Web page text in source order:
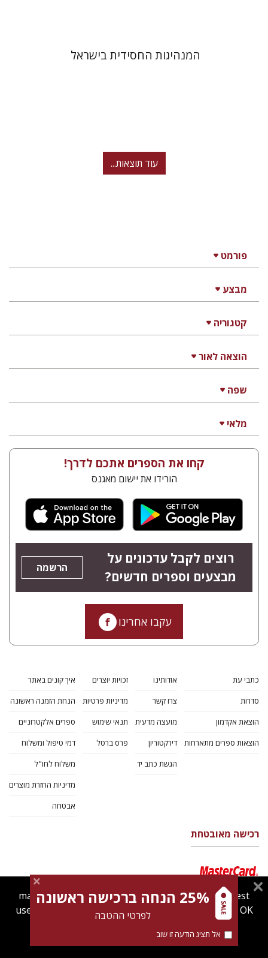
פורמט
מבצע
קטגוריה
הוצאה לאור
שפה
מלאי
המנהיגות החסידית בישראל
עוד תוצאות...
קחו את הספרים אתכם לדרך!
הורידו את יישום מאגנס
רוצים לקבל עדכונים על
מבצעים וספרים חדשים?
הרשמה
עקבו אחרינו
כתבי עת
סדרות
הוצאת אקדמון
הוצאות ספרים מתארחות
אודותינו
צרו קשר
מועצה מדעית
דירקטוריון
הגשת כתב יד
זכויות יוצרים
מדיניות פרטיות
תנאי שימוש
פרס ברטל
איך קונים באתר
הנחת הזמנה ראשונה
ספרים אלקטרוניים
דמי טיפול ומשלוח
משלוח לחו"ל
מדיניות החזרת מוצרים
אבטחה
רכישה מאובטחת
magnespress.co.il uses cookies to give you the best
user experience. Using this website means you're OK
Find out more about ourcookies policy
25% הנחה ברכישה ראשונה
לפרטי ההטבה
אל תציג הודעה זו שוב